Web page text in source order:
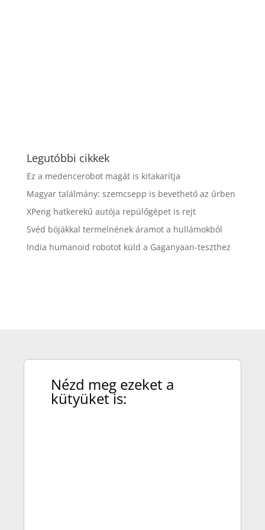
Legutóbbi cikkek
Ez a medencerobot magát is kitakarítja
Magyar találmány: szemcsepp is bevethető az űrben
XPeng hatkerekű autója repülőgépet is rejt
Svéd bójákkal termelnének áramot a hullámokból
India humanoid robotot küld a Gaganyaan-teszthez
Nézd meg ezeket a
kütyüket is: